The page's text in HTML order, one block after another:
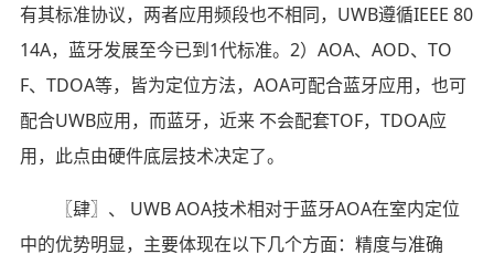
有其标准协议，两者应用频段也不相同，UWB遵循IEEE 80
14A，蓝牙发展至今已到1代标准。2）AOA、AOD、TO
F、TDOA等，皆为定位方法，AOA可配合蓝牙应用，也可
配合UWB应用，而蓝牙，近来 不会配套TOF，TDOA应
用，此点由硬件底层技术决定了。
〖肆〗、 UWB AOA技术相对于蓝牙AOA在室内定位
中的优势明显，主要体现在以下几个方面：精度与准确